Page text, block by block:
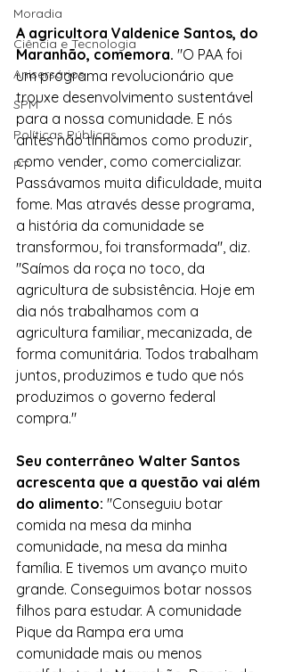
Moradia
Ciência e Tecnologia
Anisersários
SPM
Políticas Públicas
PT
A agricultora Valdenice Santos, do
Maranhão, comemora. "O PAA foi
um programa revolucionário que
trouxe desenvolvimento sustentável
para a nossa comunidade. E nós
antes não tínhamos como produzir,
como vender, como comercializar.
Passávamos muita dificuldade, muita
fome. Mas através desse programa,
a história da comunidade se
transformou, foi transformada", diz.
"Saímos da roça no toco, da
agricultura de subsistência. Hoje em
dia nós trabalhamos com a
agricultura familiar, mecanizada, de
forma comunitária. Todos trabalham
juntos, produzimos e tudo que nós
produzimos o governo federal
compra."
Seu conterrâneo Walter Santos
acrescenta que a questão vai além
do alimento: "Conseguiu botar
comida na mesa da minha
comunidade, na mesa da minha
família. E tivemos um avanço muito
grande. Conseguimos botar nossos
filhos para estudar. A comunidade
Pique da Rampa era uma
comunidade mais ou menos